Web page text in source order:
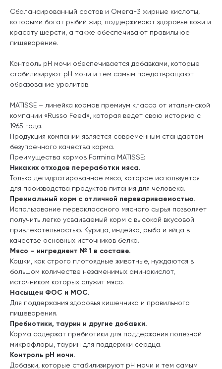
Сбалансированный состав и Омега-3 жирные кислоты,
которыми богат рыбий жир, поддерживают здоровье кожи и
красоту шерсти, а также обеспечивают правильное
пищеварение.
Контроль pH мочи обеспечивается добавками, которые
стабилизируют pH мочи и тем самым предотвращают
образование уролитов.
MATISSE – линейка кормов премиум класса от итальянской
компании «Russo Feed», которая ведет свою историю с
1965 года.
Продукция компании является современным стандартом
безупречного качества корма.
Преимущества кормов Farmina MATISSE:
Никаких отходов переработки мяса.
Только дегидратированное мясо, которое используется
для производства продуктов питания для человека.
Премиальный корм с отличной перевариваемостью.
Использование первоклассного мясного сырья позволяет
получить легко усваиваемый корм с высокой вкусовой
привлекательностью. Курица, индейка, рыба и яйца в
качестве основных источников белка.
Мясо – ингредиент № 1 в составе.
Кошки, как строго плотоядные животные, нуждаются в
большом количестве незаменимых аминокислот,
источником которых служит мясо.
Насыщен ФОС и МОС.
Для поддержания здоровья кишечника и правильного
пищеварения.
Пребиотики, таурин и другие добавки.
Корма содержат пребиотики для поддержания полезной
микрофлоры, таурин для поддержки сердца.
Контроль pH мочи.
Добавки, которые стабилизируют pH мочи и тем самым